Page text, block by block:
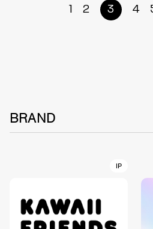
1 2 3 4
BRAND
IP